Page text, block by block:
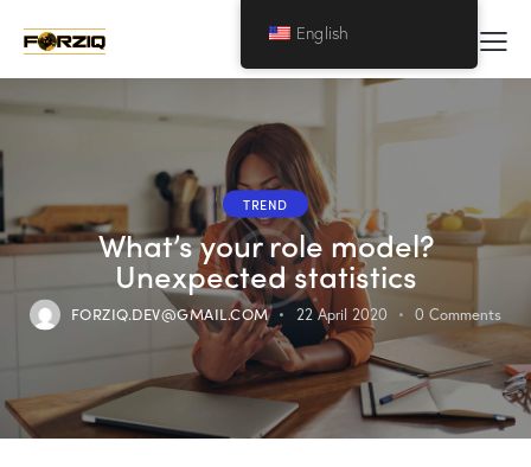
TREND
What’s your role model?
Unexpected statistics
FORZIQ.DEV@GMAIL.COM 22 April 2020 0 Comments
English